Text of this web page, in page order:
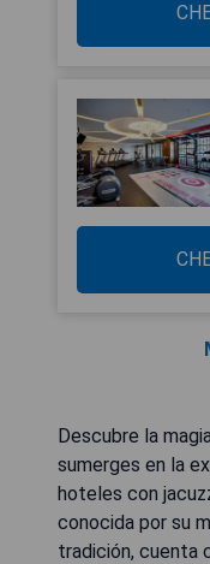
Descubre la
sumerges en la
hoteles con
conocida por su
tradición, cuenta